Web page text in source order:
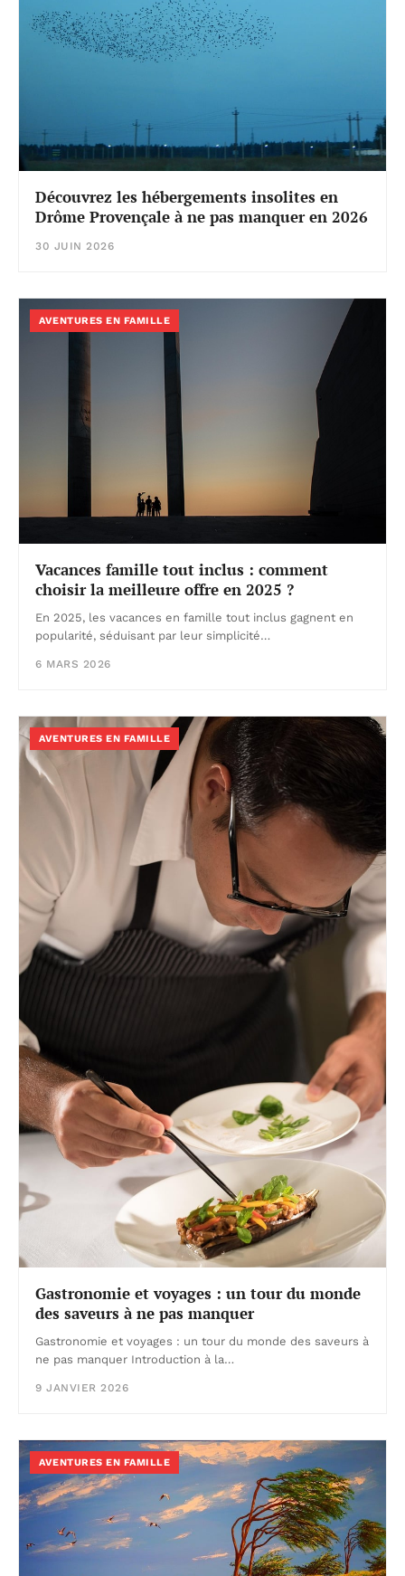
Découvrez les hébergements insolites en
Drôme Provençale à ne pas manquer en 2026
30 JUIN 2026
AVENTURES EN FAMILLE
Vacances famille tout inclus : comment
choisir la meilleure offre en 2025 ?
En 2025, les vacances en famille tout inclus gagnent en
popularité, séduisant par leur simplicité…
6 MARS 2026
AVENTURES EN FAMILLE
Gastronomie et voyages : un tour du monde
des saveurs à ne pas manquer
Gastronomie et voyages : un tour du monde des saveurs à
ne pas manquer Introduction à la…
9 JANVIER 2026
AVENTURES EN FAMILLE